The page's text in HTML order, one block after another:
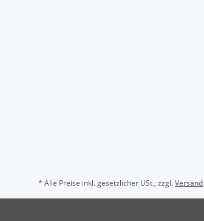
* Alle Preise inkl. gesetzlicher USt., zzgl.Versand